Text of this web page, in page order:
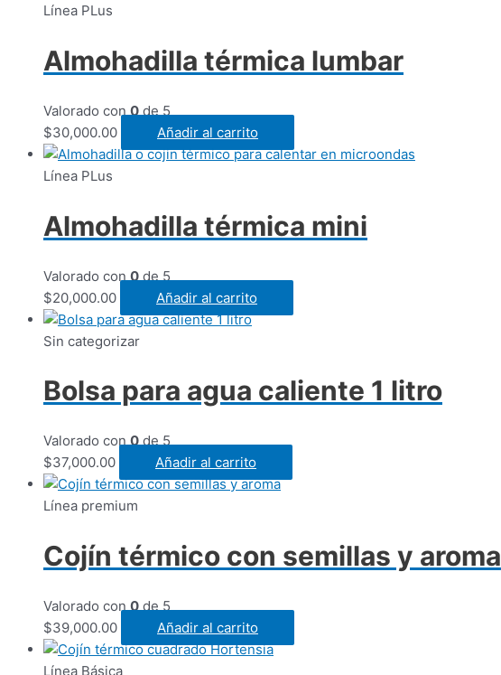
Línea PLus
Almohadilla térmica lumbar
Valorado con 0 de 5
$30,000.00 Añadir al carrito
Línea PLus
Almohadilla térmica mini
Valorado con 0 de 5
$20,000.00 Añadir al carrito
Sin categorizar
Bolsa para agua caliente 1 litro
Valorado con0de 5
$37,000.00 Añadir al carrito
Línea premium
Cojín térmico con semillas y aroma
Valorado con0de 5
$39,000.00 Añadir al carrito
Línea Básica